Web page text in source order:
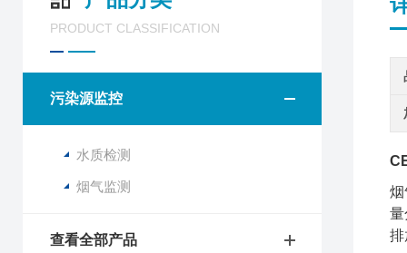
PRODUCT CLASSIFICATION
污染源监控
水质检测
烟气监测
查看全部产品
烟
量
排